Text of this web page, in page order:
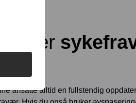
over
ansatte alltid en fullstendig